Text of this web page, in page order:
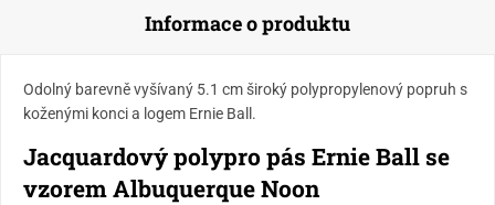
Informace o produktu
Odolný barevně vyšívaný 5.1 cm široký polypropylenový popruh s
koženými konci a logem Ernie Ball.
Jacquardový polypro pás Ernie Ball se
vzorem Albuquerque Noon